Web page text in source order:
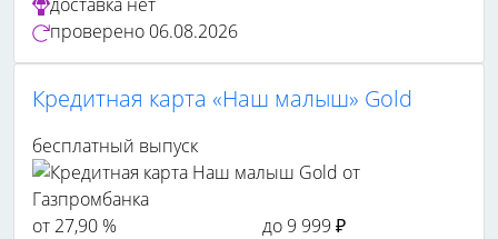
проверено 06.08.2026
Кредитная карта «Наш малыш» Gold
бесплатный выпуск
от 27,90 % до 9 999 ₽